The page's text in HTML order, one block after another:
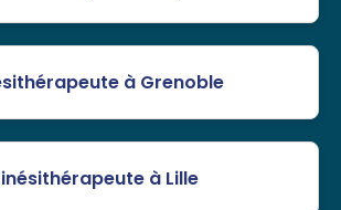
à Grenoble
à Lille